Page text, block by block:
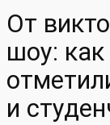
От
шоу:
и